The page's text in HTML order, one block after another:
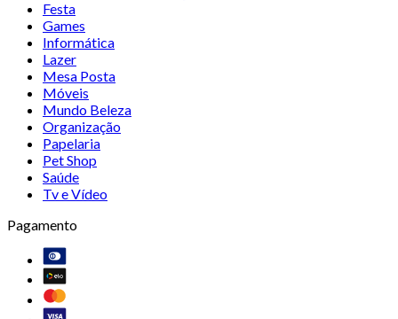
Festa
Games
Informática
Lazer
Mesa Posta
Móveis
Mundo Beleza
Organização
Papelaria
Pet Shop
Saúde
Tv e Vídeo
Pagamento